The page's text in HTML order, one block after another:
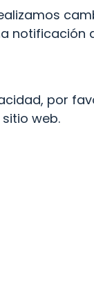
notificación
por
web.